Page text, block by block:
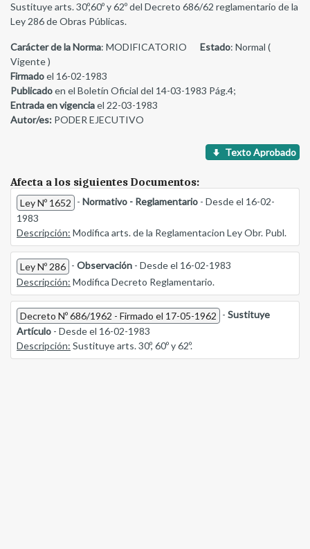
Sustituye arts. 30º,60º y 62º del Decreto 686/62 reglamentario de la
Ley 286 de Obras Públicas.
Carácter de la Norma: MODIFICATORIO Estado: Normal (
Vigente )
Firmadoel 16-02-1983
Publicadoen el Boletín Oficial del 14-03-1983 Pág.4;
Entrada en vigenciael 22-03-1983
Autor/es: PODER EJECUTIVO
Texto Aprobado
Afecta a los siguientes Documentos:
Ley Nº 1652 - Normativo - Reglamentario - Desde el 16-02-
1983
Descripción: Modifica arts. de la Reglamentacion Ley Obr. Publ.
Ley Nº 286 - Observación - Desde el 16-02-1983
Descripción: Modifica Decreto Reglamentario.
Decreto Nº 686/1962 - Firmado el 17-05-1962 - Sustituye
Artículo - Desde el 16-02-1983
Descripción: Sustituye arts. 30º, 60º y 62º.